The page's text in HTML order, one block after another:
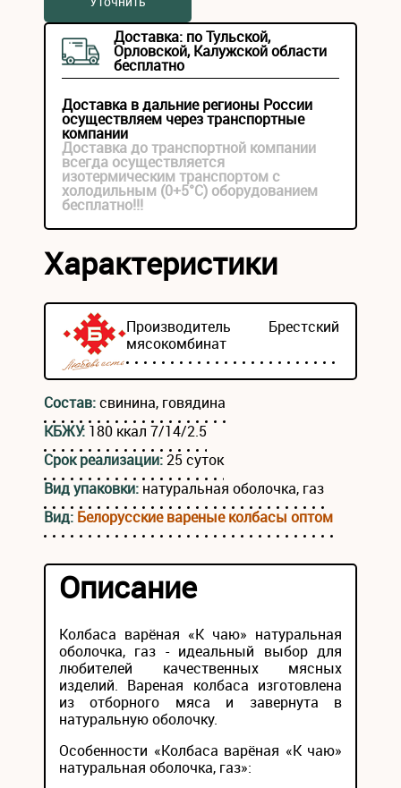
Доставка: по Тульской,
Орловской, Калужской области
бесплатно
Доставка в дальние регионы России
осуществляем через транспортные
компании
Доставка до транспортной компании
всегда осуществляется
изотермическим транспортом с
холодильным (0+5°С) оборудованием
бесплатно!!!
Характеристики
Производитель Брестский
мясокомбинат
Состав:свинина, говядина
КБЖУ: 180 ккал 7/14/2.5
Срок реализации:25 суток
Вид упаковки: натуральная оболочка, газ
Вид: Белорусские вареные колбасы оптом
Описание
Колбаса варёная «К чаю» натуральная
оболочка, газ - идеальный выбор для
любителей качественных мясных
изделий. Вареная колбаса изготовлена
из отборного мяса и завернута в
натуральную оболочку.
Особенности «Колбаса варёная «К чаю»
натуральная оболочка, газ»: